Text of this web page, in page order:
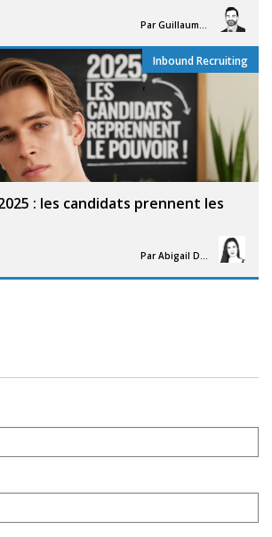
Par Guillaume Vigneron
: les candidats prennent les
Par Abigail Davies
Inbound Recruiting
,